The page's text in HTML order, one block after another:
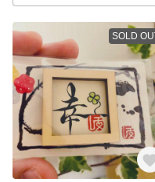
SOLD